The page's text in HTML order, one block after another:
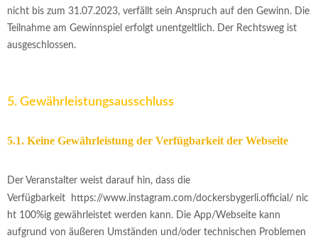
nicht bis zum 31.07.2023, verfällt sein Anspruch auf den Gewinn. Die
Teilnahme am Gewinnspiel erfolgt unentgeltlich. Der Rechtsweg ist
ausgeschlossen.
5. Gewährleistungsausschluss
5.1. Keine Gewährleistung der Verfügbarkeit der Webseite
Der Veranstalter weist darauf hin, dass die
Verfügbarkeit
https://www.instagram.com/dockersbygerli.official/ nic
ht 100%ig gewährleistet werden kann. Die App/Webseite kann
aufgrund von äußeren Umständen und/oder technischen Problemen